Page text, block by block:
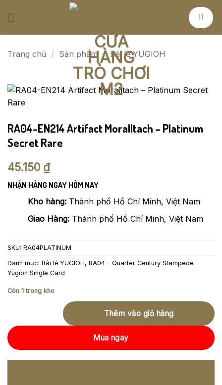
Trang chủ / Sản phẩm / Bài lẻ YUGIOH
RA04-EN214 Artifact Moralltach – Platinum
Secret Rare
45.150 ₫
NHẬN HÀNG NGAY HÔM NAY
Kho hàng: Thành phố Hồ Chí Minh, Việt Nam
Giao Hàng: Thành phố Hồ Chí Minh, Việt Nam
SKU: RA04PLATINUM
Danh mục: Bài lẻ YUGIOH, RA04 - Quarter Century Stampede
Yugioh Single Card
Còn 1 trong kho
Thêm vào giỏ hàng
Mua ngay